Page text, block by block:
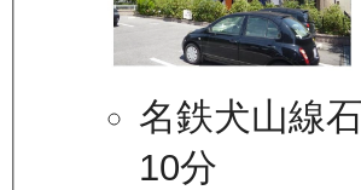
名鉄犬山線
10分